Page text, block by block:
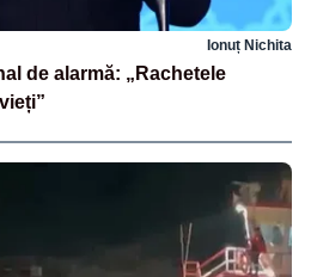
Ionuț Nichita
de alarmă: „Rachetele